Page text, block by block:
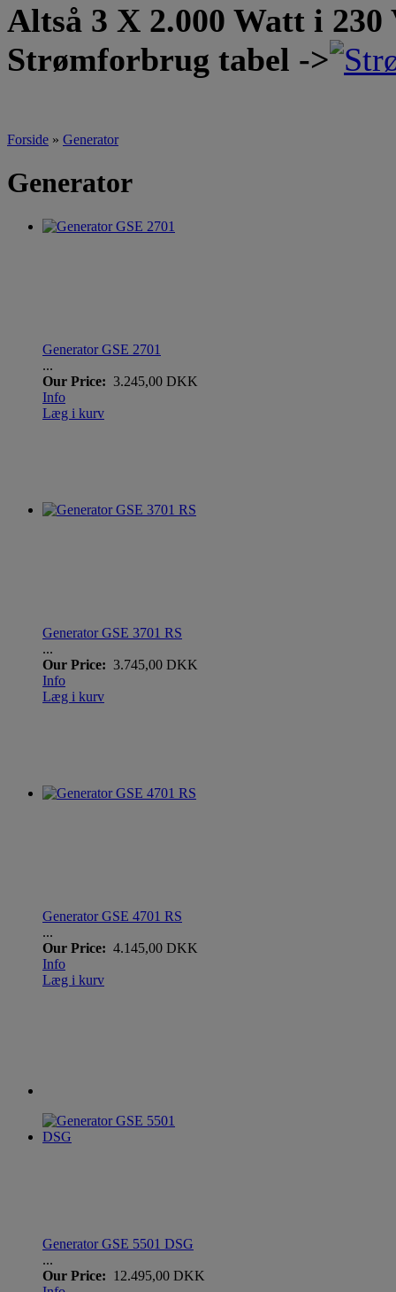
Altså 3 X 2.000 Watt i
Strømforbrug tabel ->
Forside » Generator
Generator
Generator GSE 2701
...
Our Price: 3.245,00 DKK
Info
Læg i kurv
Generator GSE 3701 RS
...
Our Price: 3.745,00 DKK
Info
Læg i kurv
Generator GSE 4701 RS
...
Our Price: 4.145,00 DKK
Info
Læg i kurv
Generator GSE 5501 DSG
...
Our Price: 12.495,00 DKK